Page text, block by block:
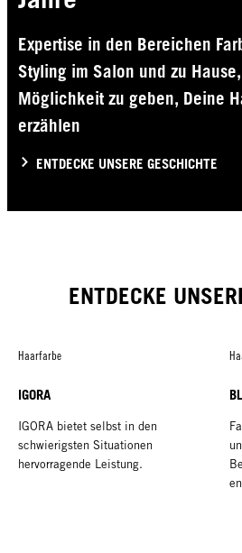
Expertise in den Bereichen
Styling im Salon und zu
Möglichkeit zu geben, Deine
erzählen
ENTDECKE UNSERE GESCHICHTE
ENTDECKE
Haarfarbe
IGORA
IGORA bietet selbst in den
schwierigsten Situationen
hervorragende Leistung.